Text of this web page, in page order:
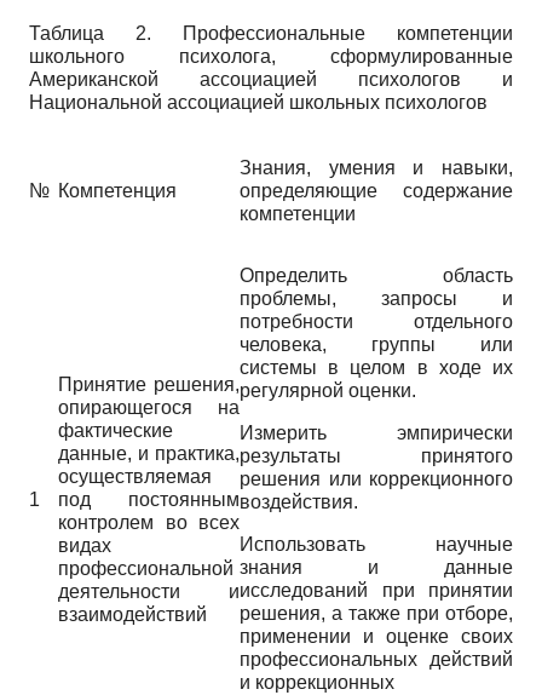
Таблица 2. Профессиональные компетенции
школьного психолога, сформулированные
Американской ассоциацией психологов и
Национальной ассоциацией школьных психологов
№ Компетенция
Знания, умения и навыки,
определяющие содержание
компетенции
1
Принятие решения,
опирающегося на
фактические
данные, и практика,
осуществляемая
под постоянным
контролем во всех
видах
профессиональной
деятельности и
взаимодействий
Определить область
проблемы, запросы и
потребности отдельного
человека, группы или
системы в целом в ходе их
регулярной оценки.
Измерить эмпирически
результаты принятого
решения или коррекционного
воздействия.
Использовать научные
знания и данные
исследований при принятии
решения, а также при отборе,
применении и оценке своих
профессиональных действий
и коррекционных